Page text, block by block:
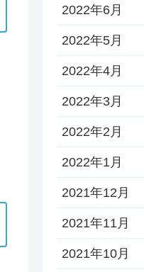
2022年6月
2022年5月
2022年4月
2022年3月
2022年2月
2022年1月
2021年12月
2021年11月
2021年10月